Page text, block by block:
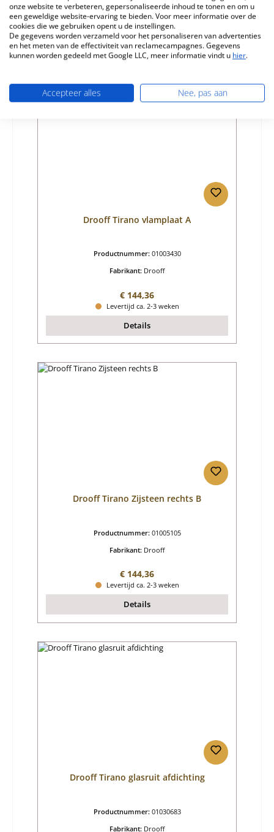
Normale prijs:
€ 144,36
Levertijd ca. 2-3 weken
Details
Drooff Tirano vlamplaat A
Productnummer: 01003430
Fabrikant: Drooff
Normale prijs:
€ 144,36
Levertijd ca. 2-3 weken
Details
Drooff Tirano Zijsteen rechts B
Productnummer: 01005105
Fabrikant: Drooff
Normale prijs:
€ 144,36
Levertijd ca. 2-3 weken
Details
Drooff Tirano glasruit afdichting
Productnummer: 01030683
Fabrikant: Drooff
onze website te verbeteren, gepersonaliseerde inhoud te tonen en om u
een geweldige website-ervaring te bieden. Voor meer informatie over de
cookies die we gebruiken opent u de instellingen.
De gegevens worden verzameld voor het personaliseren van advertenties
en het meten van de effectiviteit van reclamecampagnes. Gegevens
kunnen worden gedeeld met Google LLC, meer informatie vindt u hier.
Accepteer alles Nee, pas aan